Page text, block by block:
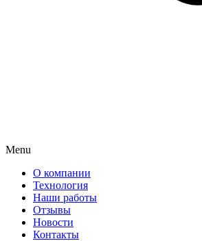
Menu
О компании
Технология
Наши работы
Отзывы
Новости
Контакты